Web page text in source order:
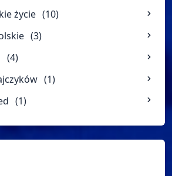
życie (10)
(3)
(4)
(1)
(1)